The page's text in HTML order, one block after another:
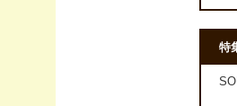
特